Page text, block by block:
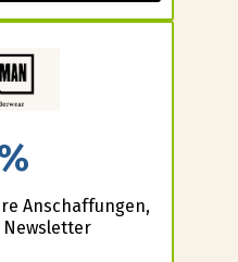
Anschaffungen,
Newsletter